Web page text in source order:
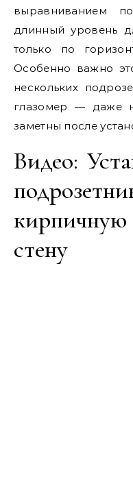
выравниванием
длинный уровень
только по
Особенно важно
нескольких
глазомер — даже
заметны после
Видео:
стену